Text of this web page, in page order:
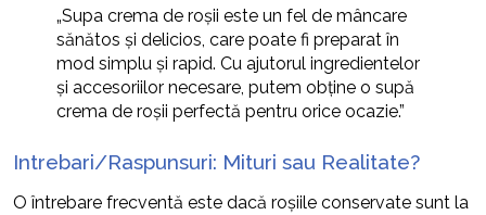
„Supa crema de roșii este un fel de mâncare
sănătos și delicios, care poate fi preparat în
mod simplu și rapid. Cu ajutorul ingredientelor
și accesoriilor necesare, putem obține o supă
crema de roșii perfectă pentru orice ocazie.”
Intrebari/Raspunsuri: Mituri sau Realitate?
O întrebare frecventă este dacă roșiile conservate sunt la